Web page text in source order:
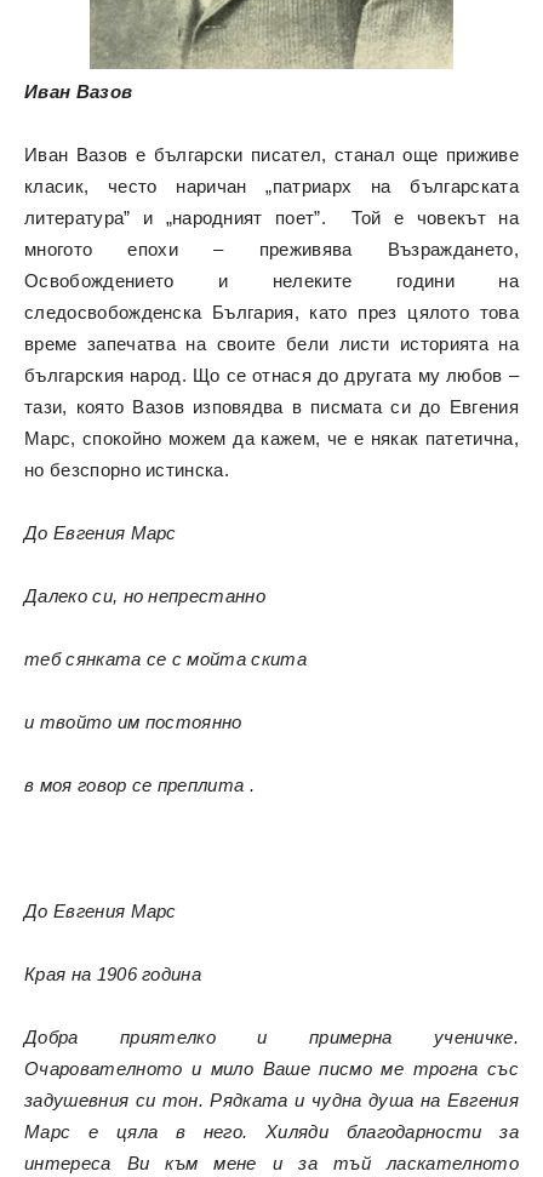
Иван Вазов
Иван Вазов е български писател, станал още приживе
класик, често наричан „патриарх на българската
литература” и „народният поет”. Той е човекът на
многото епохи – преживява Възраждането,
Освобождението и нелеките години на
следосвобожденска България, като през цялото това
време запечатва на своите бели листи историята на
българския народ. Що се отнася до другата му любов –
тази, която Вазов изповядва в писмата си до Евгения
Марс, спокойно можем да кажем, че е някак патетична,
но безспорно истинска.
До Евгения Марс
Далеко си, но непрестанно
теб сянката се с мойта скита
и твойто им постоянно
в моя говор се преплита .
До Евгения Марс
Края на 1906 година
Добра приятелко и примерна ученичке.
Очарователното и мило Ваше писмо ме трогна със
задушевния си тон. Рядката и чудна душа на Евгения
Марс е цяла в него. Хиляди благодарности за
интереса Ви към мене и за тъй ласкателното